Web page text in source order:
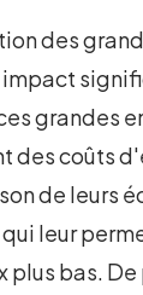
des
grandes
des coûts
de leurs
leur
plus bas.